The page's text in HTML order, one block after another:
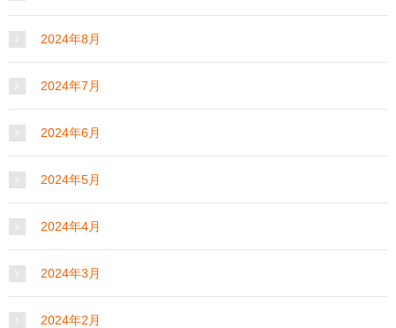
2024年8月
2024年7月
2024年6月
2024年5月
2024年4月
2024年3月
2024年2月